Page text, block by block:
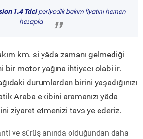
1.4 Tdciperiyodik bakım fiyatını hemen
hesapla
”
km. si yâda zamanı gelmediği
bir motor yağına ihtiyacı olabilir.
durumlardan birini yaşadığınızı
Araba ekibini aramanızı yâda
ziyaret etmenizi tavsiye ederiz.
ve sürüş anında olduğundan daha